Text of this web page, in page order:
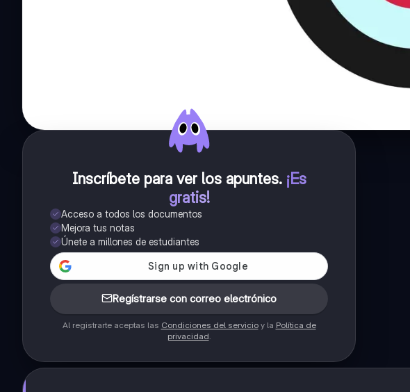
Inscríbete para ver los apuntes. ¡Es
gratis!
Acceso a todos los documentos
Mejora tus notas
Únete a millones de estudiantes
Regístrarse con correo electrónico
Al registrarte aceptas las Condiciones del servicioy la Política de
privacidad.